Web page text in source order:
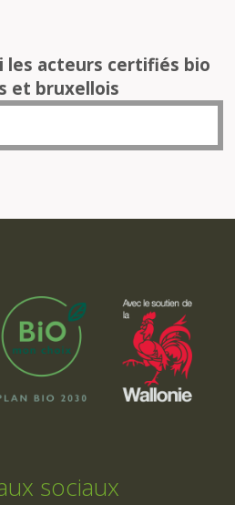
les acteurs certifiés bio
et bruxellois
sociaux